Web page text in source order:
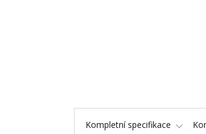
Kompletní specifikace